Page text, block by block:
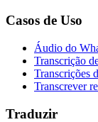
Casos de Uso
Áudio do
Transcrição
Transcrições
Transcrever
Traduzir